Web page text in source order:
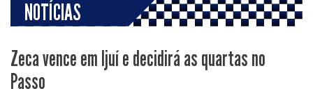
NOTÍCIAS
Zeca vence em Ijuí e decidirá as quartas no
Passo